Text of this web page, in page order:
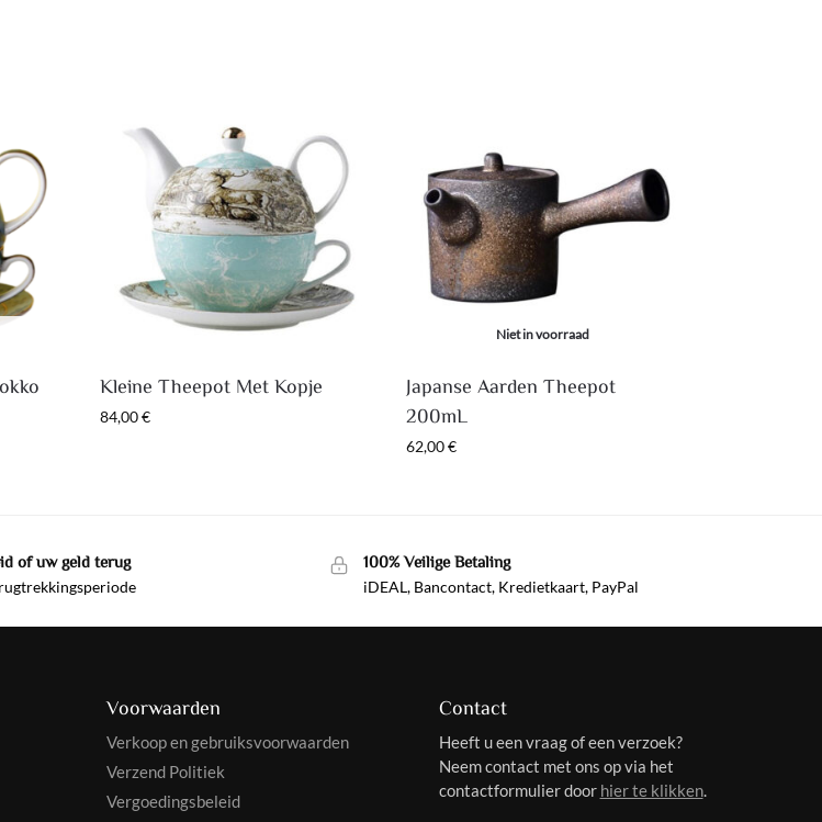
Kleine Theepot Met Kopje
84,00€
Niet in voorraad
Japanse Aarden Theepot
200mL
62,00€
of uw geld terug 100% Veilige Betaling
iDEAL, Bancontact, Kredietkaart, PayPal
Voorwaarden
Verkoop en gebruiksvoorwaarden
Verzend Politiek
Vergoedingsbeleid
Contact
Heeft u een vraag of een verzoek?
Neem contact met ons op via het
contactformulier door hier te klikken.